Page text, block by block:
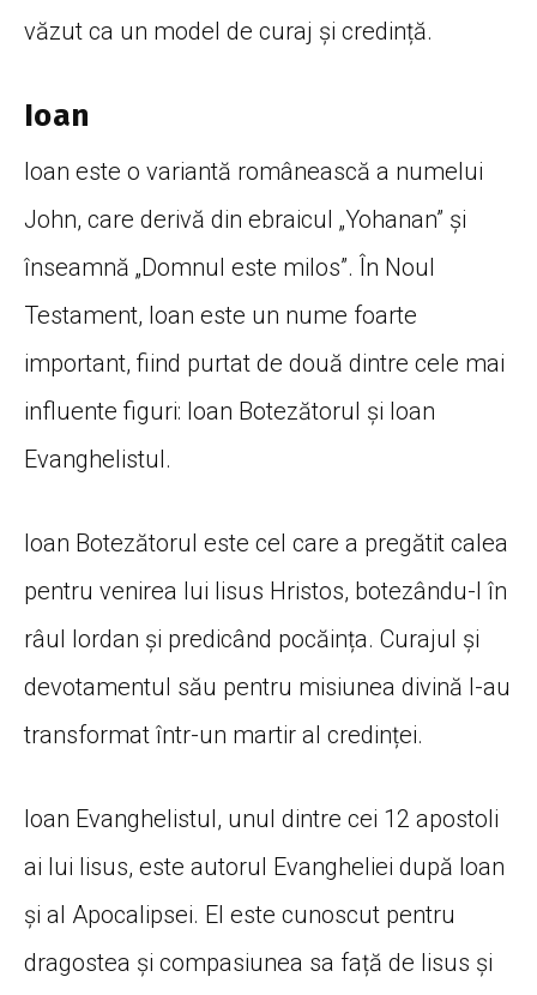
văzut ca un model de curaj și credință.
Ioan
Ioan este o variantă românească a numelui
John, care derivă din ebraicul „Yohanan” și
înseamnă „Domnul este milos”. În Noul
Testament, Ioan este un nume foarte
important, fiind purtat de două dintre cele mai
influente figuri: Ioan Botezătorul și Ioan
Evanghelistul.
Ioan Botezătorul este cel care a pregătit calea
pentru venirea lui Iisus Hristos, botezându-l în
râul Iordan și predicând pocăința. Curajul și
devotamentul său pentru misiunea divină l-au
transformat într-un martir al credinței.
Ioan Evanghelistul, unul dintre cei 12 apostoli
ai lui Iisus, este autorul Evangheliei după Ioan
și al Apocalipsei. El este cunoscut pentru
dragostea și compasiunea sa față de Iisus și